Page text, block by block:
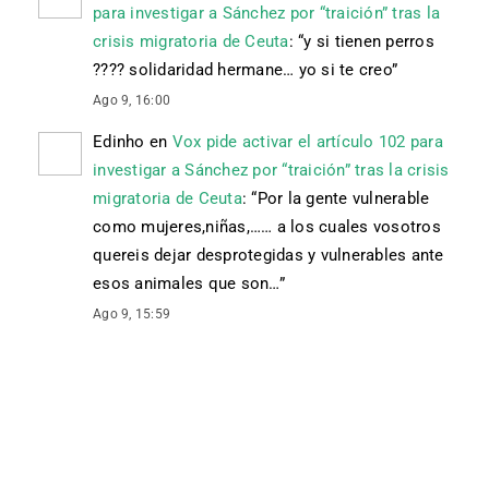
para investigar a Sánchez por “traición” tras la
crisis migratoria de Ceuta: “y si tienen perros
???? solidaridad hermane… yo si te creo”
Ago 9, 16:00
Edinho en Vox pide activar el artículo 102 para
investigar a Sánchez por “traición” tras la crisis
migratoria de Ceuta: “Por la gente vulnerable
como mujeres,niñas,…… a los cuales vosotros
quereis dejar desprotegidas y vulnerables ante
esos animales que son…”
Ago 9, 15:59